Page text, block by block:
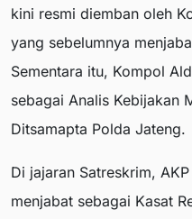
kini resmi diemban oleh
yang sebelumnya
Sementara itu, Kompol
sebagai Analis Kebijakan
Ditsamapta Polda Jateng.
Di jajaran Satreskrim,
menjabat sebagai Kasat